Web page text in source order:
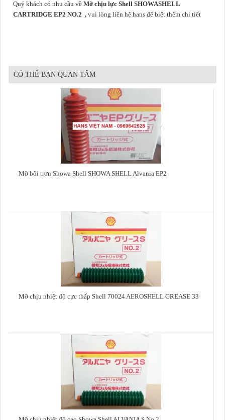
Quý khách có nhu cầu về Mỡ chịu lực Shell SHOWASHELL
CARTRIDGE EP2 NO.2 , vui lòng liên hệ hans để biết thêm chi tiết
CÓ THỂ BẠN QUAN TÂM
Mỡ bôi trơn Showa Shell SHOWA SHELL Alvania EP2
Mỡ chịu nhiệt độ cực thấp Shell 70024 AEROSHELL GREASE 33